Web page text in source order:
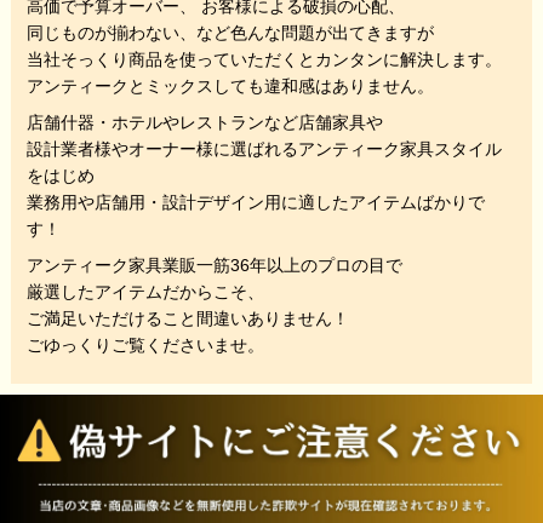
高価で予算オーバー、 お客様による破損の心配、
同じものが揃わない、 など色んな問題が出てきますが
当社そっくり商品を使っていただくと カンタンに解決します。
アンティークとミックスしても違和感はありません。
店舗什器・ホテルやレストランなど店舗家具や
設計業者様やオーナー様に選ばれるアンティーク家具スタイル
をはじめ
業務用や店舗用・設計デザイン用に適したアイテムばかりで
す！
アンティーク家具業販一筋36年以上のプロの目で
厳選したアイテムだからこそ、
ご満足いただけること間違いありません！
ごゆっくりご覧くださいませ。